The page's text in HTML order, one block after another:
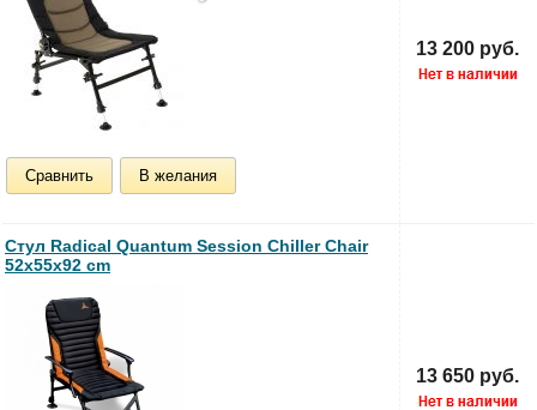
Сравнить В желания
13 200 руб.
Стул Radical Quantum Session Chiller Chair
52x55x92 cm
13 650 руб.